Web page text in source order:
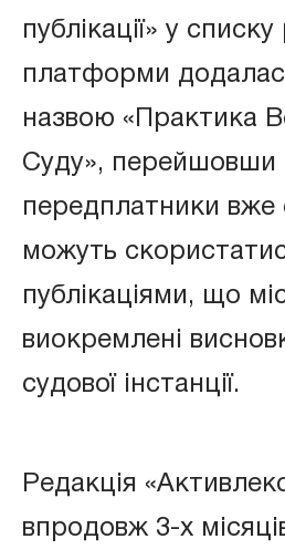
публікації» у списку
платформи
назвою «Практика
Суду», перейшовши
передплатники вже
можуть
публікаціями, що
виокремлені
судової інстанції.
Редакція
впродовж 3-х